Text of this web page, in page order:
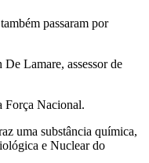
passaram por
Lamare, assessor de
Força Nacional.
uma substância química,
e Nuclear do